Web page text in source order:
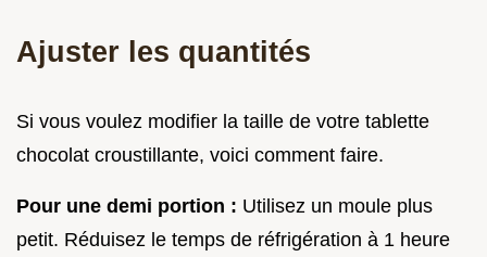
Ajuster les quantités
Si vous voulez modifier la taille de votre tablette
chocolat croustillante, voici comment faire.
Pour une demi portion : Utilisez un moule plus
petit. Réduisez le temps de réfrigération à 1 heure